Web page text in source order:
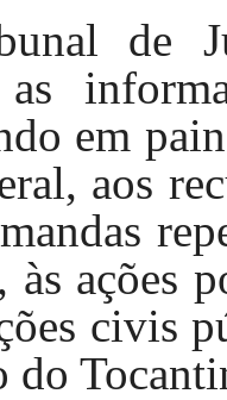
de
em
aos
às ações
civis
do